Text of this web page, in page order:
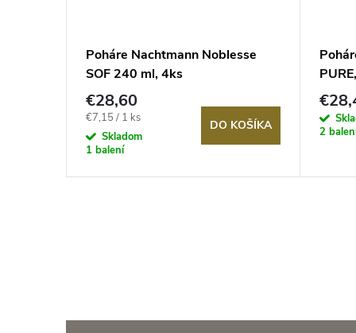
Poháre Nachtmann Noblesse
SOF 240 ml, 4ks
€28,60
Jednotková
cena:
€7,15 / 1 ks
Skladom
1 balení
DO KOŠÍKA
2